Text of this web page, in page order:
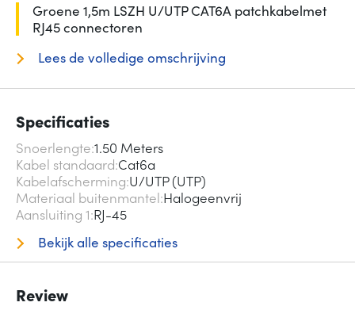
Groene 1,5m LSZH U/UTP CAT6A patchkabelmet
RJ45 connectoren
Lees de volledige omschrijving
Specificaties
Snoerlengte 1.50 Meters
Kabel standaard Cat6a
Kabelafscherming U/UTP (UTP)
Materiaal buitenmantel Halogeenvrij
Aansluiting 1 RJ-45
Bekijk alle specificaties
Review